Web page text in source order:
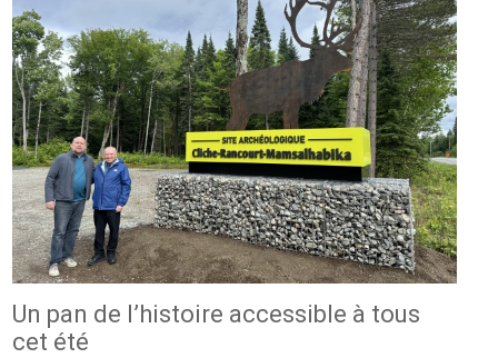
Un pan de l’histoire accessible à tous
cet été